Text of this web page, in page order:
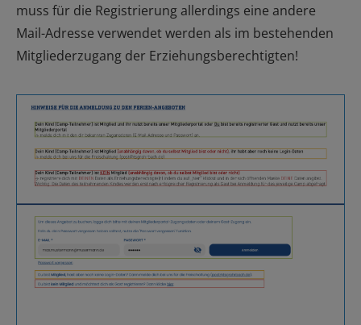
muss für die Registrierung allerdings eine andere
Mail-Adresse verwendet werden als im bestehenden
Mitgliederzugang der Erziehungsberechtigten!